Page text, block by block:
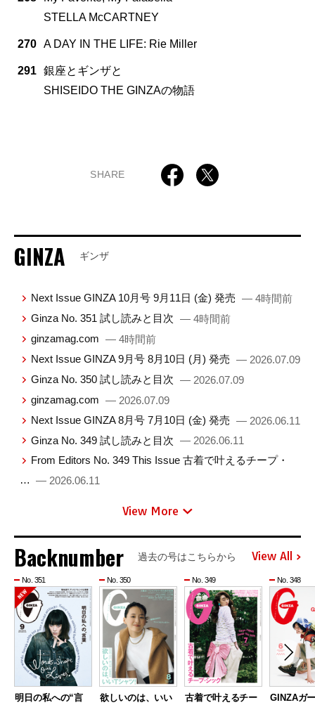
STELLA McCARTNEY
270 A DAY IN THE LIFE: Rie Miller
291 銀座とギンザと
SHISEIDO THE GINZAの物語
SHARE
GINZA ギンザ
Next Issue GINZA 10月号 9月11日 (金) 発売 — 4時間前
Ginza No. 351 試し読みと目次 — 4時間前
ginzamag.com — 4時間前
Next Issue GINZA 9月号 8月10日 (月) 発売 — 2026.07.09
Ginza No. 350 試し読みと目次 — 2026.07.09
ginzamag.com — 2026.07.09
Next Issue GINZA 8月号 7月10日 (金) 発売 — 2026.06.11
Ginza No. 349 試し読みと目次 — 2026.06.11
From Editors No. 349 This Issue 古着で叶えるチープ・
… — 2026.06.11
View More
Backnumber 過去の号はこちらから View All
No. 351
明日の私への“言
No. 350
欲しいのは、いい
No. 349
古着で叶えるチー
No. 348
GINZAガ